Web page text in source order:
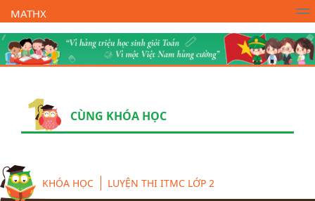
MATHX
Trường Toán Online MATHX Học toán - Lớp 1
CÙNG KHÓA HỌC
KHÓA HỌC LUYỆN THI ITMC LỚP 2